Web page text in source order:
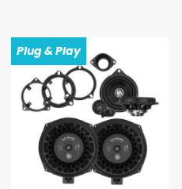
Plug & Play